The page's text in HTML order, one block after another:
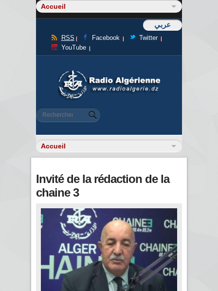
عربي
RSS Facebook
Twitter
YouTube
Formulaire de recherche
Rechercher
Invité de la rédaction de la
chaine 3